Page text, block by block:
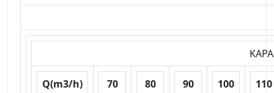
Q(m3/h)
70
80
90
100
110